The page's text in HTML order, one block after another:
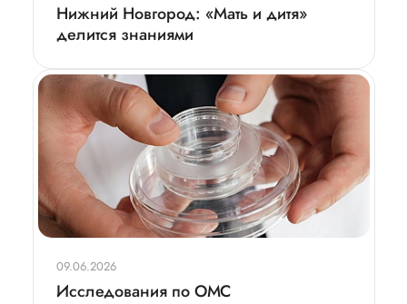
Нижний Новгород: «Мать и дитя»
делится знаниями
09.06.2026
Исследования по ОМС